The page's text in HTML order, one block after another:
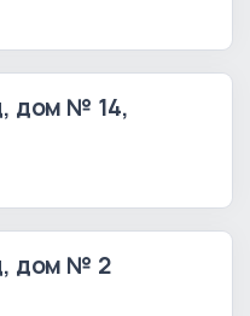
дом № 14,
дом № 2